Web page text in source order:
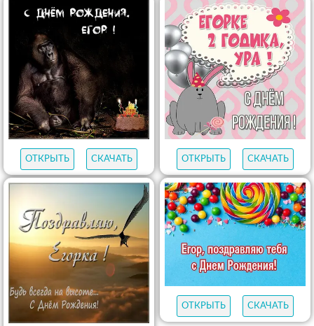
ОТКРЫТЬ СКАЧАТЬ ОТКРЫТЬ СКАЧАТЬ
ОТКРЫТЬ СКАЧАТЬ